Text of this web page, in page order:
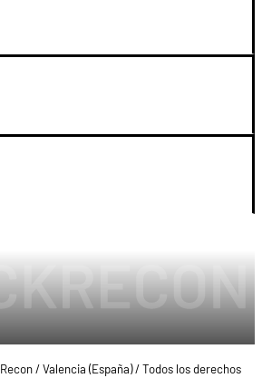
/ Valencia (España) / Todos los derechos